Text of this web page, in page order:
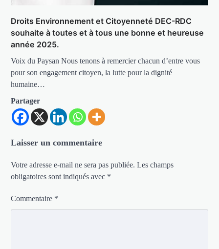
Droits Environnement et Citoyenneté DEC-RDC
souhaite à toutes et à tous une bonne et heureuse
année 2025.
Voix du Paysan Nous tenons à remercier chacun d’entre vous
pour son engagement citoyen, la lutte pour la dignité
humaine…
Partager
Laisser un commentaire
Votre adresse e-mail ne sera pas publiée. Les champs
obligatoires sont indiqués avec *
Commentaire *